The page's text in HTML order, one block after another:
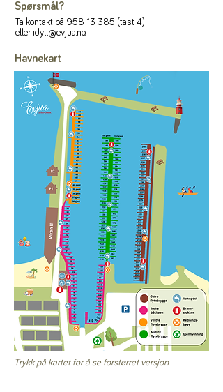
Spørsmål?
Ta kontakt på 958 13 385 (tast 4)
eller idyll@evjua.no.
Havnekart
Trykk på kartet for å se forstørret versjon